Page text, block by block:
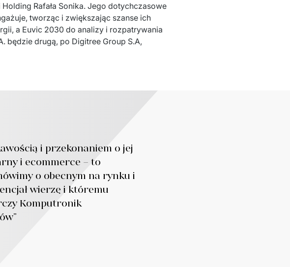
Rafała Sonika. Jego dotychczasowe
tworząc i zwiększając szanse ich
a Euvic 2030 do analizy i rozpatrywania
będzie drugą, po Digitree Group S.A,
i przekonaniem o jej
i ecommerce – to
o obecnym na rynku i
wierzę i któremu
Komputronik